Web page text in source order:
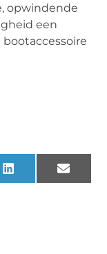
opwindende
een
LinkedInEmail